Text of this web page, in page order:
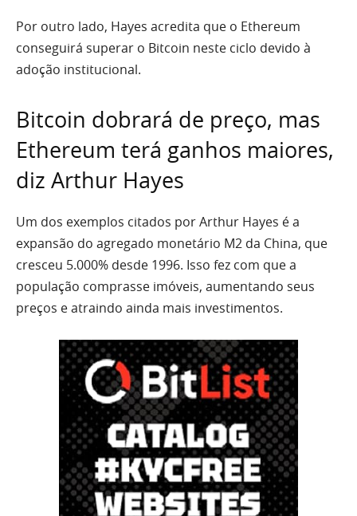
Por outro lado, Hayes acredita que o Ethereum
conseguirá superar o Bitcoin neste ciclo devido à
adoção institucional.
Bitcoin dobrará de preço, mas
Ethereum terá ganhos maiores,
diz Arthur Hayes
Um dos exemplos citados por Arthur Hayes é a
expansão do agregado monetário M2 da China, que
cresceu 5.000% desde 1996. Isso fez com que a
população comprasse imóveis, aumentando seus
preços e atraindo ainda mais investimentos.